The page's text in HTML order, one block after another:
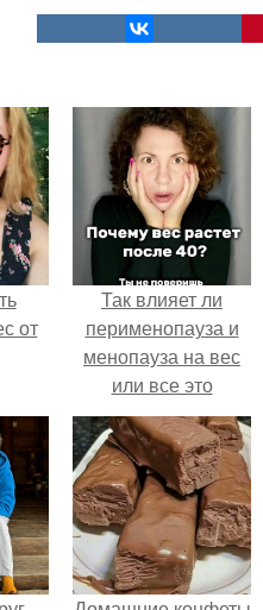
от
Так влияет ли
перименопауза и
менопауза на вес
или все это
ерунда?